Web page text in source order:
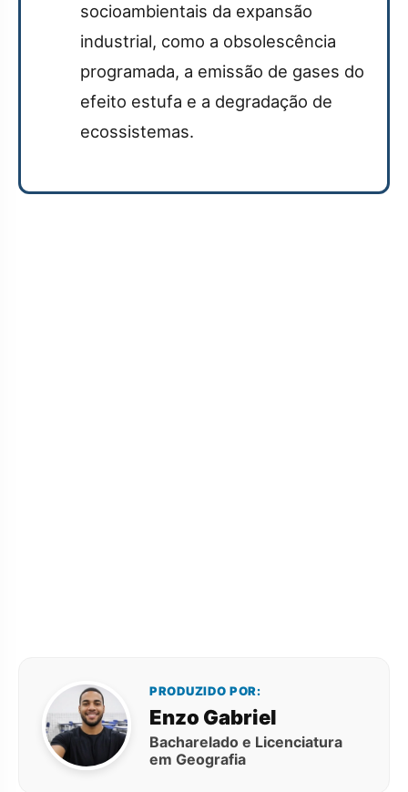
socioambientais da expansão
industrial, como a obsolescência
programada, a emissão de gases do
efeito estufa e a degradação de
ecossistemas.
PRODUZIDO POR:
Enzo Gabriel
Bacharelado e Licenciatura
em Geografia